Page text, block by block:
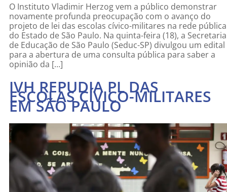
O Instituto Vladimir Herzog vem a público demonstrar
novamente profunda preocupação com o avanço do
projeto de lei das escolas cívico-militares na rede pública
do Estado de São Paulo. Na quinta-feira (18), a Secretaria
de Educação de São Paulo (Seduc-SP) divulgou um edital
para a abertura de uma consulta pública para saber a
opinião da […]
IVH REPUDIA PL DAS
ESCOLAS CÍVICO-MILITARES
EM SÃO PAULO